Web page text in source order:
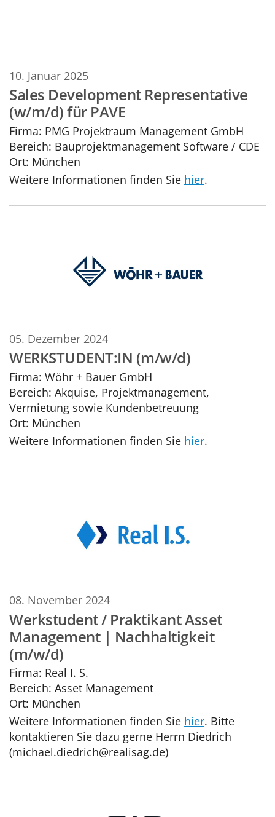
10. Januar 2025
Sales Development Representative
(w/m/d) für PAVE
Firma: PMG Projektraum Management GmbH
Bereich: Bauprojektmanagement Software / CDE
Ort: München
Weitere Informationen finden Sie hier.
05. Dezember 2024
WERKSTUDENT:IN (m/w/d)
Firma: Wöhr + Bauer GmbH
Bereich: Akquise, Projektmanagement,
Vermietung sowie Kundenbetreuung
Ort: München
Weitere Informationen finden Sie hier.
08. November 2024
Werkstudent / Praktikant Asset
Management | Nachhaltigkeit
(m/w/d)
Firma: Real I. S.
Bereich: Asset Management
Ort: München
Weitere Informationen finden Sie hier. Bitte
kontaktieren Sie dazu gerne Herrn Diedrich
(michael.diedrich@realisag.de)